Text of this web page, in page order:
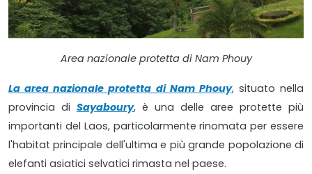
Area nazionale protetta di Nam Phouy
La area nazionale protetta di Nam Phouy, situato nella
provincia di Sayaboury, è una delle aree protette più
importanti del Laos, particolarmente rinomata per essere
l'habitat principale dell'ultima e più grande popolazione di
elefanti asiatici selvatici rimasta nel paese.